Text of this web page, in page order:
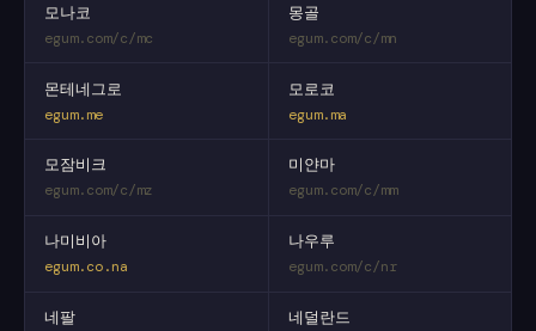
모나코
egum.com/c/mc
몽골
egum.com/c/mn
몬테네그로
egum.me
모로코
egum.ma
모잠비크
egum.com/c/mz
미얀마
egum.com/c/mm
나미비아
egum.co.na
나우루
egum.com/c/nr
네팔 네덜란드